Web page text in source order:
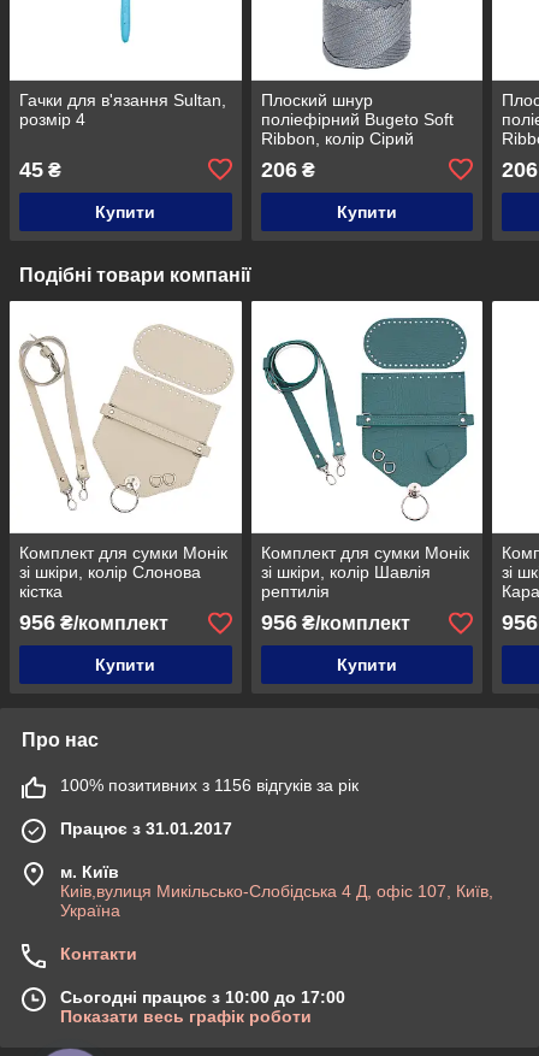
Гачки для в'язання Sultan,
розмір 4
45 ₴
Купити
Плоский шнур
поліефірний Bugeto Soft
Ribbon, колір Сірий
206₴
Купити
206
Подібні товари компанії
Комплект для сумки Монік
зі шкіри, колір Слонова
кістка
956 ₴/комплект
Купити
Комплект для сумки Монік
зі шкіри, колір Шавлія
рептилія
956₴/комплект
Купити
зі
956
Про нас
100% позитивних з 1156 відгуків за рік
Працює з 31.01.2017
м. Київ
Киів,вулиця Микільсько-Слобідська 4 Д, офіс 107, Київ,
Україна
Контакти
Сьогодні працює з 10:00 до 17:00
Показати весь графік роботи